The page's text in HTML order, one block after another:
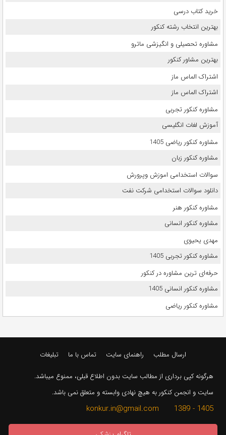
خرید کتاب درسی
بهترین انتخاب رشته کنکور
مشاوره تحصیلی و انگیزشی ماترو
بهترین مشاور کنکور
اشتراک الماس ماز
اشتراک الماس ماز
مشاوره کنکور تجربی
آموزش لغات انگلیسی
مشاوره کنکور ریاضی 1405
مشاوره کنکور زبان
سوالات استخدامی اموزش وپرورش
دانلود سوالات استخدامی شرکت نفت
مشاوره کنکور هنر
مشاوره کنکور انسانی
مهدی یحیوی
مشاوره کنکور تجربی 1405
حرفه‌ای ترین مشاوره در کنکور
مشاوره کنکور انسانی 1405
مشاوره کنکور ریاضی
ارسال مطلب راهنمای سایت تماس با ما تبلیغات
هرگونه کپی برداری از مطالب سایت بدون اطلاع قبلی، ممنوع میباشد.
سایت و انجمن کنکور به هیچ نهادی وابسته و متعلق نمی باشد.
1405 - 1389 konkur.in@gmail.com